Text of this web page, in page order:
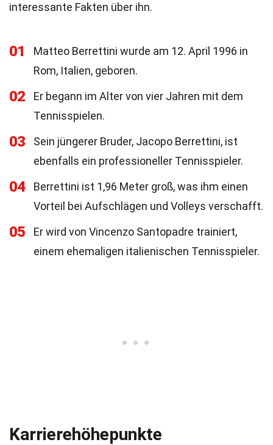
interessante Fakten über ihn.
01
Matteo Berrettini wurde am 12. April 1996 in
Rom, Italien, geboren.
02
Er begann im Alter von vier Jahren mit dem
Tennisspielen.
03
Sein jüngerer Bruder, Jacopo Berrettini, ist
ebenfalls ein professioneller Tennisspieler.
04
Berrettini ist 1,96 Meter groß, was ihm einen
Vorteil bei Aufschlägen und Volleys verschafft.
05
Er wird von Vincenzo Santopadre trainiert,
einem ehemaligen italienischen Tennisspieler.
Karrierehöhepunkte